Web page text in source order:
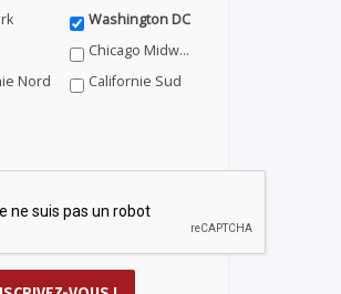
Washington DC
Chicago Midwest
Nord
Californie Sud